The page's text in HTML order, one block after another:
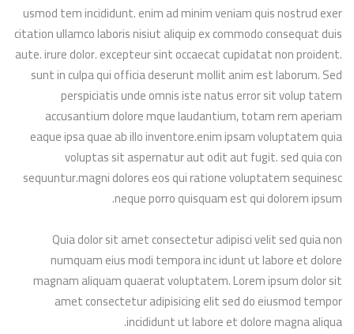
usmod tem incididunt. enim ad minim veniam quis nostrud exer
citation ullamco laboris nisiut aliquip ex commodo consequat duis
aute. irure dolor. excepteur sint occaecat cupidatat non proident.
sunt in culpa qui officia deserunt mollit anim est laborum. Sed
perspiciatis unde omnis iste natus error sit volup tatem
accusantium dolore mque laudantium, totam rem aperiam
eaque ipsa quae ab illo inventore.enim ipsam voluptatem quia
voluptas sit aspernatur aut odit aut fugit. sed quia con
sequuntur.magni dolores eos qui ratione voluptatem sequinesc
neque porro quisquam est qui dolorem ipsum.
Quia dolor sit amet consectetur adipisci velit sed quia non
numquam eius modi tempora inc idunt ut labore et dolore
magnam aliquam quaerat voluptatem. Lorem ipsum dolor sit
amet consectetur adipisicing elit sed do eiusmod tempor
incididunt ut labore et dolore magna aliqua.